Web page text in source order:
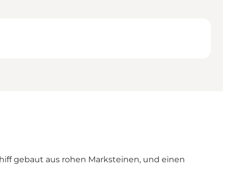
gebaut aus rohen Marksteinen, und einen